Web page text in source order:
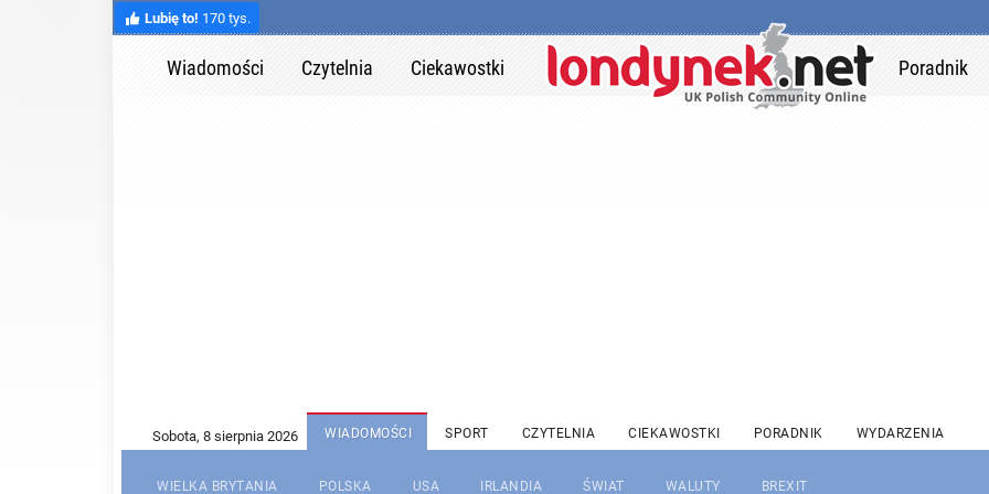
Lubię to! 170 tys.
Wiadomości Czytelnia Ciekawostki Poradnik
WIADOMOŚCI SPORT CZYTELNIA CIEKAWOSTKI PORADNIK WYDARZENIA
WIELKA BRYTANIA POLSKA USA IRLANDIA ŚWIAT WALUTY BREXIT